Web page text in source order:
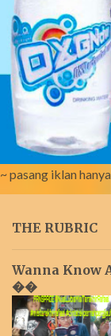
~ pasang iklan
THE RUBRIC
Wanna Know
��